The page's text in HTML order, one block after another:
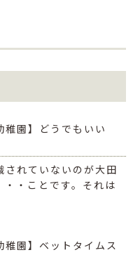
園】どうでもいい
ないのが大田
・ことです。それは
園】ベットタイムス